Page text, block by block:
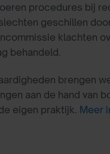
procedures bij
geschillen
klachten
behandeld.
brengen
aan de hand van
eigen praktijk. Meer